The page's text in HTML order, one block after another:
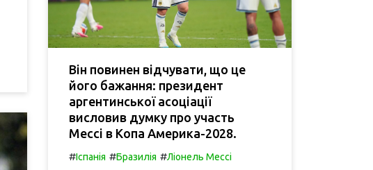
Він повинен відчувати, що це
його бажання: президент
аргентинської асоціації
висловив думку про участь
Мессі в Копа Америка-2028.
#Іспанія #Бразилія #Ліонель Мессі